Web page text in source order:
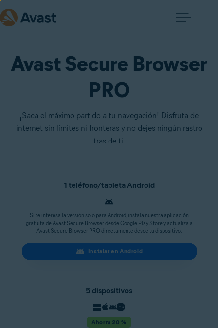
Avast Secure Browser
PRO
¡Saca el máximo partido a tu navegación! Disfruta de
internet sin límites ni fronteras y no dejes ningún rastro
tras de ti.
1 teléfono/tableta Android
Si te interesa la versión solo para Android, instala nuestra aplicación
gratuita de Avast Secure Browser desde Google Play Store y actualiza a
Avast Secure Browser PRO directamente desde tu dispositivo.
Instalar en Android
5 dispositivos
Ahorra 20 %